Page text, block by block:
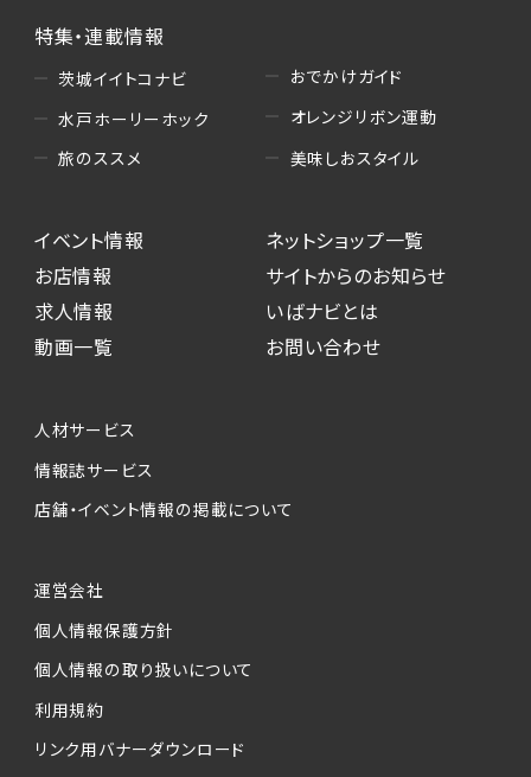
特集・連載情報
茨城イイトコナビ
水戸ホーリーホック
旅のススメ
おでかけガイド
オレンジリボン運動
美味しおスタイル
イベント情報
お店情報
求人情報
動画一覧
ネットショップ一覧
サイトからのお知らせ
いばナビとは
お問い合わせ
人材サービス
情報誌サービス
店舗・イベント情報の掲載について
運営会社
個人情報保護方針
個人情報の取り扱いについて
利用規約
リンク用バナーダウンロード